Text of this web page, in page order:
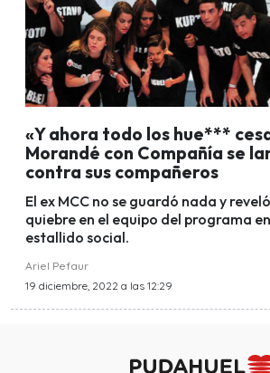
«Y ahora todo los hue***
Morandé con Compañía se
contra sus compañeros
El ex MCC no se guardó nada y
quiebre en el equipo del programa
estallido social.
Ariel Pefaur
19 diciembre, 2022 a las 12:29